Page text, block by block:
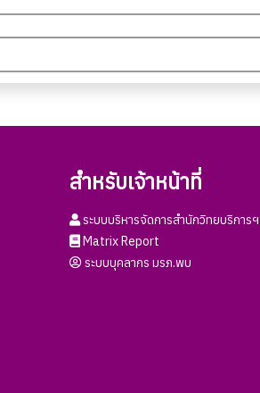
สำหรับเจ้าหน้าที่
ระบบบริหารจัดการสำนักวิทยบริการฯ
Matrix Report
ระบบบุคลากร มรภ.พบ